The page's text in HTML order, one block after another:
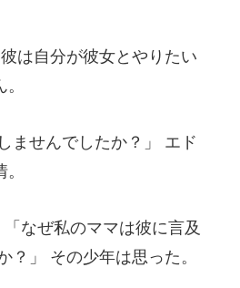
は自分が彼女とやりたい
ませんでしたか？」 エド
「なぜ私のママは彼に言及